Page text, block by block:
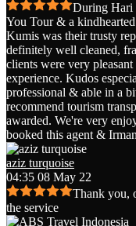
During Hari
You Tour & a
Kumis was their trusty
definitely well cleaned,
clients were very
experience. Kudos
professional & able in a
recommend tourism
awarded. We're very
booked this agent &
aziz turquoise
04:35 08 May 22
Thank you,
the service